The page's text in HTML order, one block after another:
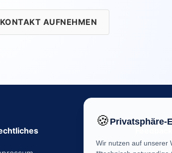
KONTAKT AUFNEHMEN
Ihre
🍪Privatsphäre-
Wir nutzen auf unserer